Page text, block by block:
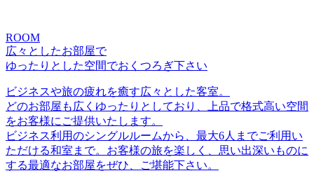
ROOM
広々としたお部屋で
ゆったりとした空間でおくつろぎ下さい
ビジネスや旅の疲れを癒す広々とした客室。
どのお部屋も広くゆったりとしており、上品で格式高い空間
をお客様にご提供いたします。
ビジネス利用のシングルルームから、最大6人までご利用い
ただける和室まで。お客様の旅を楽しく、思い出深いものに
する最適なお部屋をぜひ、ご堪能下さい。